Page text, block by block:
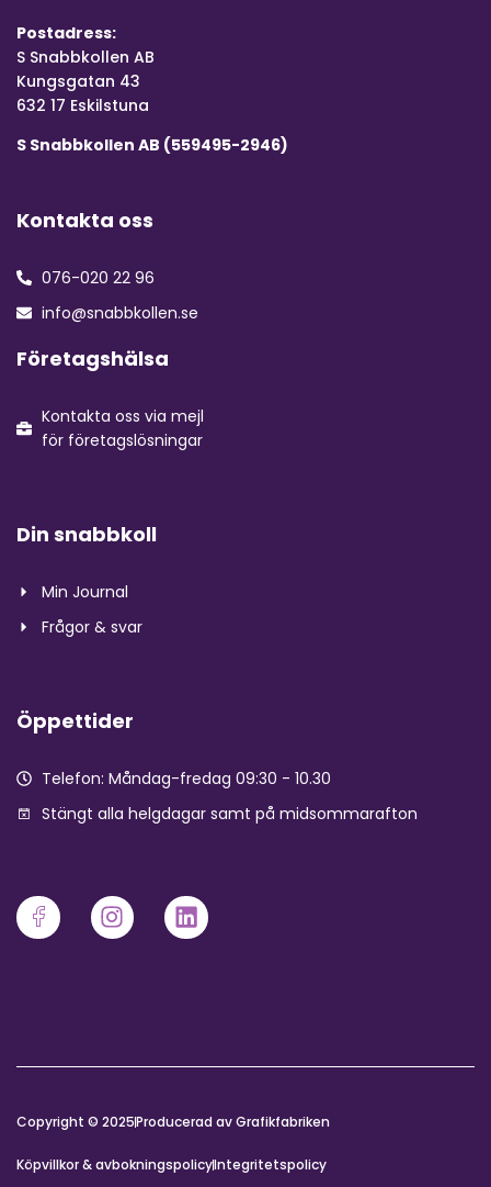
Postadress:
S Snabbkollen AB
Kungsgatan 43
632 17 Eskilstuna
S Snabbkollen AB (559495-2946)
Kontakta oss
076-020 22 96
info@snabbkollen.se
Företagshälsa
Kontakta oss via mejl
för företagslösningar
Din snabbkoll
Min Journal
Frågor & svar
Öppettider
Telefon: Måndag-fredag 09:30 - 10.30
Stängt alla helgdagar samt på midsommarafton
Copyright © 2025Producerad av Grafikfabriken
Köpvillkor & avbokningspolicyIntegritetspolicy